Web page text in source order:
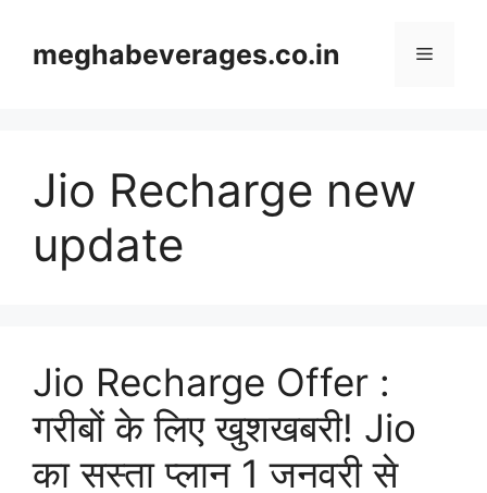
contentmeghabeverages.co.in Menu
Jio Recharge new
update
Jio Recharge Offer :
गरीबों के लिए खुशखबरी! Jio
का सस्ता प्लान 1 जनवरी से